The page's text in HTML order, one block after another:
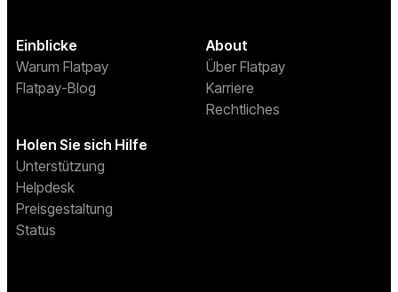
Einblicke
Warum Flatpay
Flatpay-Blog
About
Über Flatpay
Karriere
Rechtliches
Holen Sie sich Hilfe
Unterstützung
Helpdesk
Preisgestaltung
Status